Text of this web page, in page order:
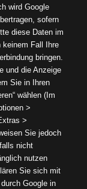
wird Google
sofern
diese Daten im
keinem Fall Ihre
bringen.
und die Anzeige
Sie in Ihren
wählen (Im
>
>
Sie jedoch
nicht
nutzen
Sie sich mit
Google in